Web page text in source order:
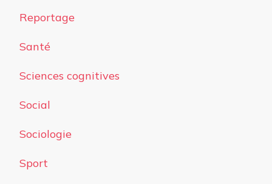
Reportage
Santé
Sciences cognitives
Social
Sociologie
Sport